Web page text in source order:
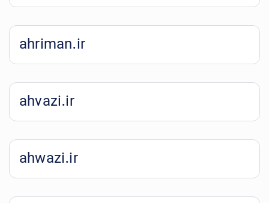
ahriman.ir
ahvazi.ir
ahwazi.ir